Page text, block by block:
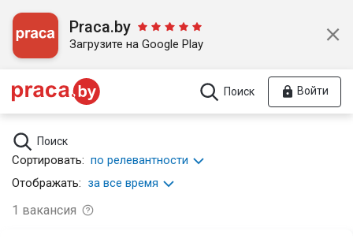
Praca.by
Загрузите на Google Play
Поиск Войти
Поиск
Сортировать: по релевантности
Отображать: за все время
1 вакансия